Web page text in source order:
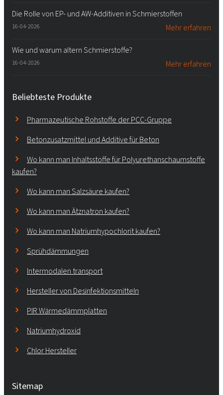
Die Rolle von EP- und AW-Additiven in Schmierstoffen
16-04-2026 Mehr erfahren
Wie und warum altern Schmierstoffe?
16-04-2026 Mehr erfahren
Beliebteste Produkte
Pharmazeutische Rohstoffe der PCC-Gruppe
Betonzusatzmittel und Additive für Beton
Wo kann man Inhaltsstoffe für Polyurethanschaumstoffe
kaufen?
Wo kann man Salzsäure kaufen?
Wo kann man Ätznatron kaufen?
Wo kann man Natriumhypochlorit kaufen?
Sprühdämmungen
Intermodalen transport
Hersteller von Desinfektionsmitteln
PIR Wärmedämmplatten
Natriumhydroxid
Chlor Hersteller
Sitemap